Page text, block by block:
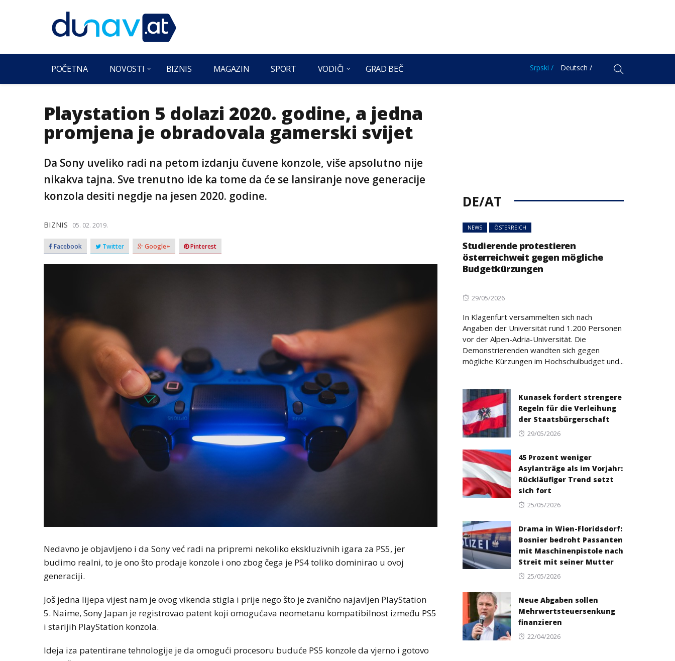
POČETNA NOVOSTI BIZNIS MAGAZIN SPORT VODIČI GRAD BEČ Srpski / Deutsch /
Playstation 5 dolazi 2020. godine, a jedna
promjena je obradovala gamerski svijet
Da Sony uveliko radi na petom izdanju čuvene konzole, više apsolutno nije
nikakva tajna. Sve trenutno ide ka tome da će se lansiranje nove generacije
konzola desiti negdje na jesen 2020. godine.
BIZNIS 05. 02. 2019.
Facebook Twitter Google+ Pinterest
Nedavno je objavljeno i da Sony već radi na pripremi nekoliko ekskluzivnih igara za PS5, jer
budimo realni, to je ono što prodaje konzole i ono zbog čega je PS4 toliko dominirao u ovoj
generaciji.
Još jedna lijepa vijest nam je ovog vikenda stigla i prije nego što je zvanično najavljen PlayStation
5. Naime, Sony Japan je registrovao patent koji omogućava neometanu kompatibilnost između PS5
i starijih PlayStation konzola.
Ideja iza patentirane tehnologije je da omogući procesoru buduće PS5 konzole da vjerno i gotovo
DE/AT
NEWS ÖSTERREICH
Studierende protestieren
österreichweit gegen mögliche
Budgetkürzungen
Posted
29/05/2026
In Klagenfurt versammelten sich nach
Angaben der Universität rund 1.200 Personen
vor der Alpen-Adria-Universität. Die
Demonstrierenden wandten sich gegen
mögliche Kürzungen im Hochschulbudget und...
Kunasek fordert strengere
Regeln für die Verleihung
der Staatsbürgerschaft
Posted
29/05/2026
45 Prozent weniger
Asylanträge als im Vorjahr:
Rückläufiger Trend setzt
sich fort
Posted
25/05/2026
Drama in Wien-Floridsdorf:
Bosnier bedroht Passanten
mit Maschinenpistole nach
Streit mit seiner Mutter
Posted
25/05/2026
Neue Abgaben sollen
Mehrwertsteuersenkung
finanzieren
Posted
22/04/2026